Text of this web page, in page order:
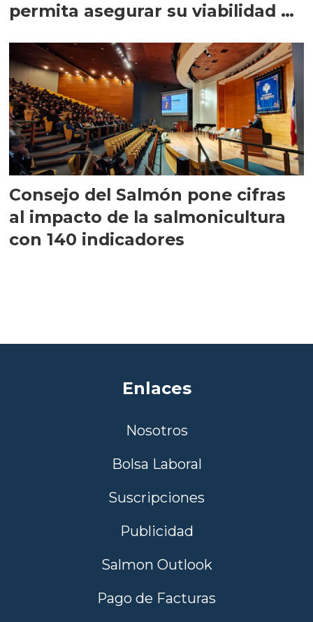
permita asegurar su viabilidad de
Consejo del Salmón pone cifras
al impacto de la salmonicultura
con 140 indicadores
Enlaces
Nosotros
Bolsa Laboral
Suscripciones
Publicidad
Salmon Outlook
Pago de Facturas